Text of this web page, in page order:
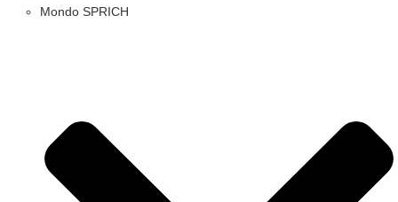
Mondo SPRICH